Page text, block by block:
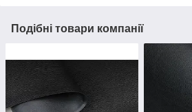
Подібні товари компанії